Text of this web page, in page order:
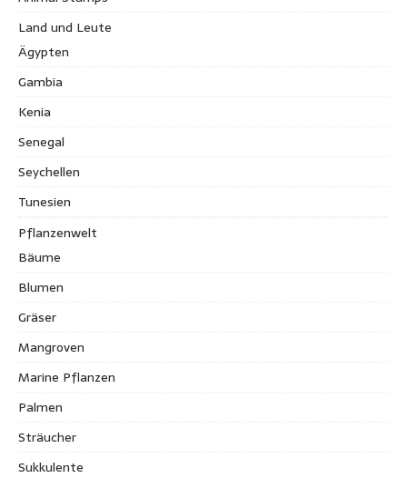
Land und Leute
Ägypten
Gambia
Kenia
Senegal
Seychellen
Tunesien
Pflanzenwelt
Bäume
Blumen
Gräser
Mangroven
Marine Pflanzen
Palmen
Sträucher
Sukkulente